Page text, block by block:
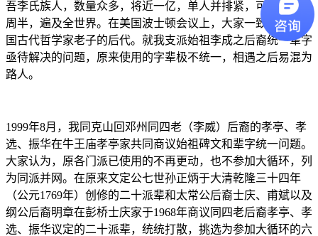
吾李氏族人，数量众多，将近一亿，单人并排紧，可绕地球一
周半，遍及全世界。在美国波士顿会议上，大家一致认为是中
国古代哲学家老子的后代。就我支派始祖李成之后裔统一辈字
亟待解决的问题，原来使用的字辈极不统一，相遇之后易混为
路人。
1999年8月，我同克山回邓州同四老（李威）后裔的孝亭、孝
选、振华在牛王庙孝亭家共同商议始祖碑文和辈字统一问题。
大家认为，原各门派已使用的不再更动，也不参加大循环，列
为同派并网。在原来文定公七世孙正炳于大清乾隆三十四年
（公元1769年）创修的二十派辈和太常公后裔士庆、甫斌以及
纲公后裔明章在彭桥士庆家于1968年商议同四老后裔孝亭、孝
选、振华议定的二十派辈，统统打散，挑选为参加大循环的六